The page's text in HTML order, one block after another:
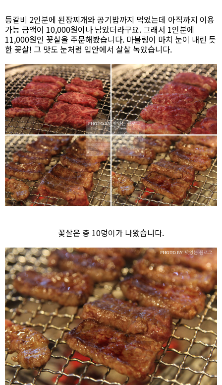
등갈비 2인분에 된장찌개와 공기밥까지 먹었는데 아직까지 이용
가능 금액이 10,000원이나 남았더라구요. 그래서 1인분에
11,000원인 꽃살을 주문해봤습니다. 마블링이 마치 눈이 내린 듯
한 꽃살! 그 맛도 눈처럼 입안에서 살살 녹았습니다.
꽃살은 총 10덩이가 나왔습니다.